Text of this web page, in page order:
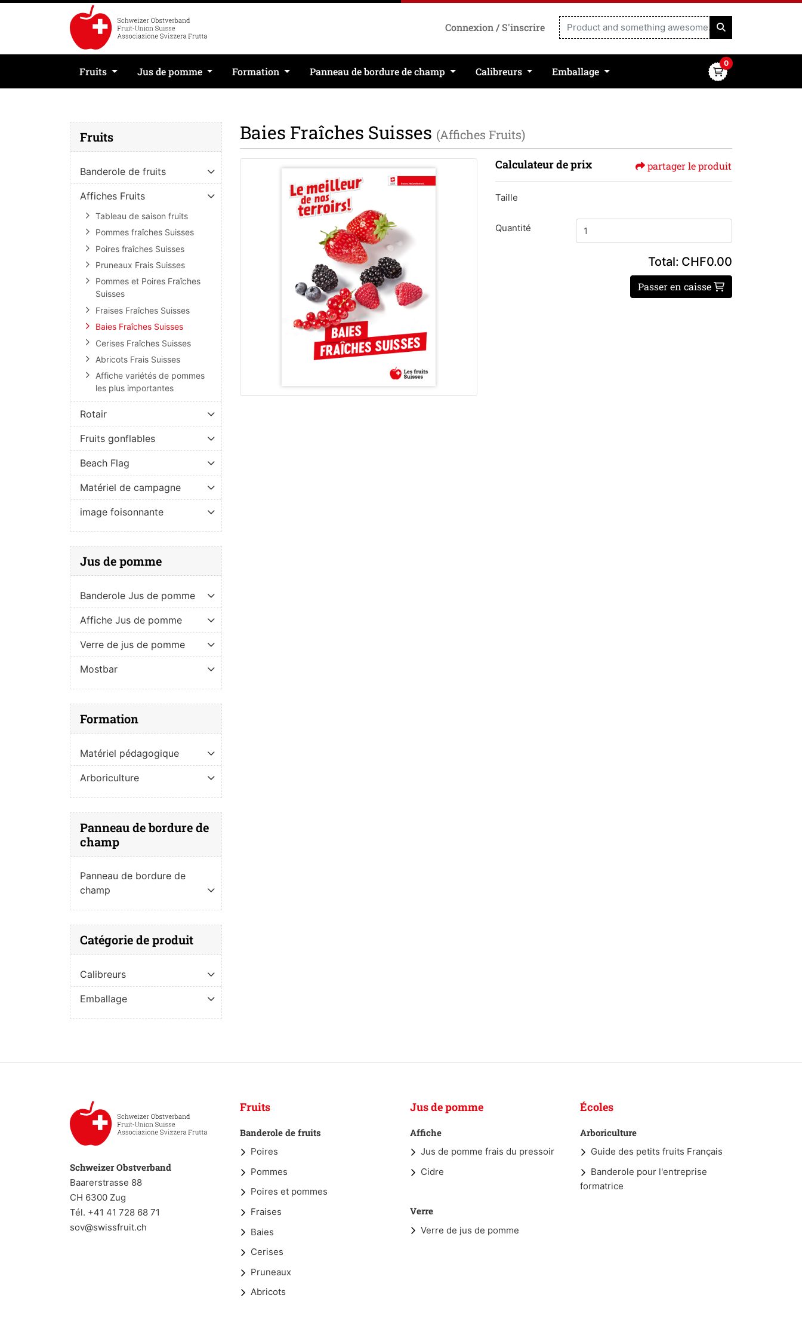
Connexion / S'inscrire
Fruits Jus de pomme Formation Panneau de bordure de champ Calibreurs Emballage
0
Fruits
Banderole de fruits
Affiches Fruits
Tableau de saison fruits
Pommes fraîches Suisses
Poires fraîches Suisses
Pruneaux Frais Suisses
Pommes et Poires Fraîches
Suisses
Fraises Fraîches Suisses
Baies Fraîches Suisses
Cerises Fraîches Suisses
Abricots Frais Suisses
Affiche variétés de pommes
les plus importantes
Rotair
Fruits gonflables
Beach Flag
Matériel de campagne
image foisonnante
Jus de pomme
Banderole Jus de pomme
Affiche Jus de pomme
Verre de jus de pomme
Mostbar
Formation
Matériel pédagogique
Arboriculture
Panneau de bordure de
champ
Panneau de bordure de
champ
Catégorie de produit
Calibreurs
Emballage
Baies Fraîches Suisses (Affiches Fruits)
Calculateur de prix partager le produit
Taille
Quantité
Total: CHF0.00
Passer en caisse
Schweizer Obstverband
Baarerstrasse 88
CH 6300 Zug
Tél. +41 41 728 68 71
sov@swissfruit.ch
Fruits
Banderole de fruits
Poires
Pommes
Poires et pommes
Fraises
Baies
Cerises
Pruneaux
Abricots
Jus de pomme
Affiche
Jus de pomme frais du pressoir
Cidre
Verre
Verre de jus de pomme
Écoles
Arboriculture
Guide des petits fruits Français
Banderole pour l'entreprise
formatrice